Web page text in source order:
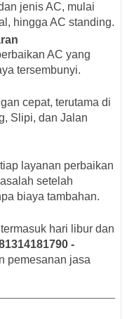
jenis AC, mulai
hingga AC standing.
AC yang
tersembunyi.
cepat, terutama di
Slipi, dan Jalan
layanan perbaikan
setelah
biaya tambahan.
hari libur dan
-
pemesanan jasa